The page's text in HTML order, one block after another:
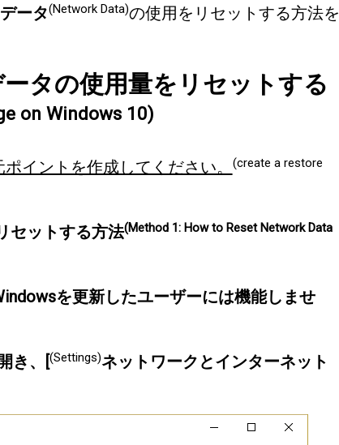
ータ(Network Data)の使用をリセットする方法を
タの使用量をリセットする
on Windows 10)
ポイントを作成してください。
(create a restore
セットする方法(Method 1: How to Reset Network Data
を更新したユーザーには機能しませ
き、[(Settings)ネットワークとインターネット